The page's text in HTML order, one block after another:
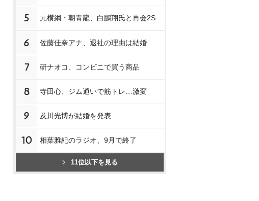
5 元横綱・朝青龍、白鵬翔氏と再会2S
6 佐藤佳奈アナ、退社の理由は結婚
7 研ナオコ、コンビニで買う商品
8 寺田心、ジム通いで筋トレ…激変
9 及川光博が結婚を発表
10 相葉雅紀のラジオ、9月で終了
11位以下を見る